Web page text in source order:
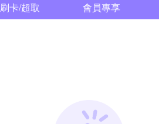
刷卡/超取 會員專享